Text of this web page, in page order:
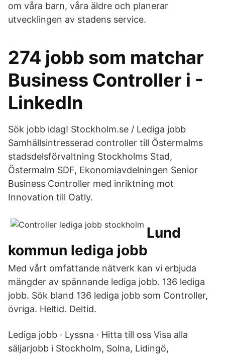
om våra barn, våra äldre och planerar
utvecklingen av stadens service.
274 jobb som matchar
Business Controller i -
LinkedIn
Sök jobb idag! Stockholm.se / Lediga jobb
Samhällsintresserad controller till Östermalms
stadsdelsförvaltning Stockholms Stad,
Östermalm SDF, Ekonomiavdelningen Senior
Business Controller med inriktning mot
Innovation till Oatly.
Lund
kommun lediga jobb
Med vårt omfattande nätverk kan vi erbjuda
mängder av spännande lediga jobb. 136 lediga
jobb. Sök bland 136 lediga jobb som Controller,
övriga. Heltid. Deltid.
Lediga jobb · Lyssna · Hitta till oss Visa alla
säljarjobb i Stockholm, Solna, Lidingö,